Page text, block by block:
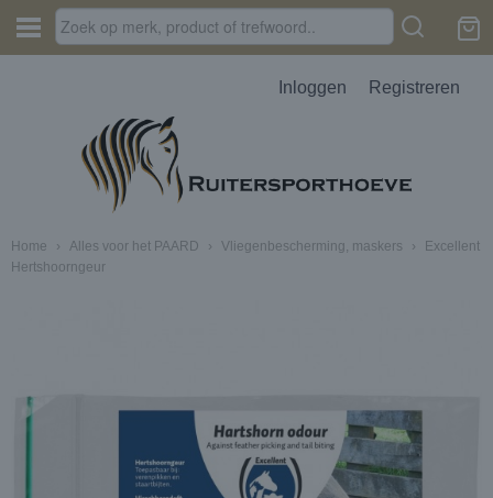
Inloggen Registreren
Home › Alles voor het PAARD › Vliegenbescherming, maskers ›
Excellent
Hertshoorngeur